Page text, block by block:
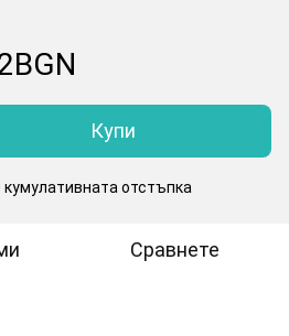
Купи
кумулативната отстъпка
Сравнете